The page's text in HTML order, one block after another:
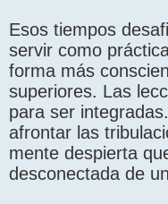
Esos tiempos
servir como
forma más
superiores. Las
para ser
afrontar las
mente despierta
desconectada de